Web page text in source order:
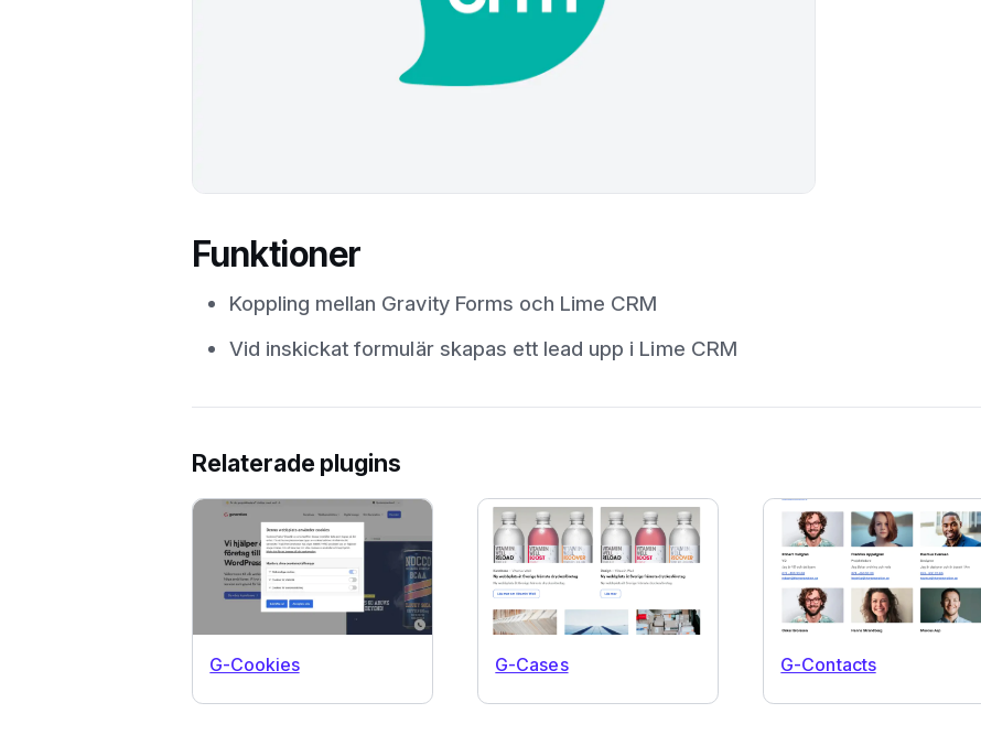
Funktioner
Koppling mellan Gravity Forms och Lime CRM
Vid inskickat formulär skapas ett lead upp i Lime CRM
Relaterade plugins
G-Cookies G-Cases G-Contacts